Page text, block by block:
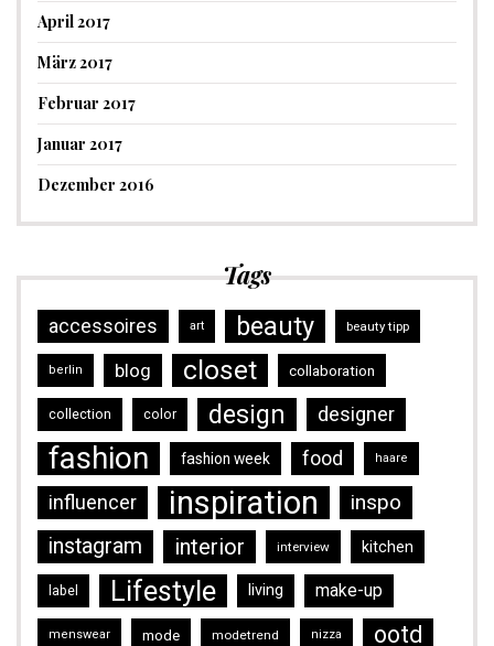
April 2017
März 2017
Februar 2017
Januar 2017
Dezember 2016
Tags
accessoires art beauty beauty tipp
berlin blog closet collaboration
collection color design designer
fashion fashion week food haare
influencer inspiration
inspo
instagram
interior interview kitchen
label Lifestyle living make-up
menswear mode modetrend nizza ootd